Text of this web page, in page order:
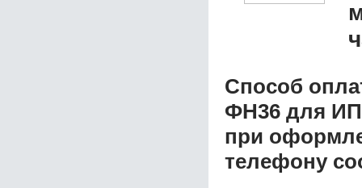
Способ
ФН36 для ИП
при
телефону